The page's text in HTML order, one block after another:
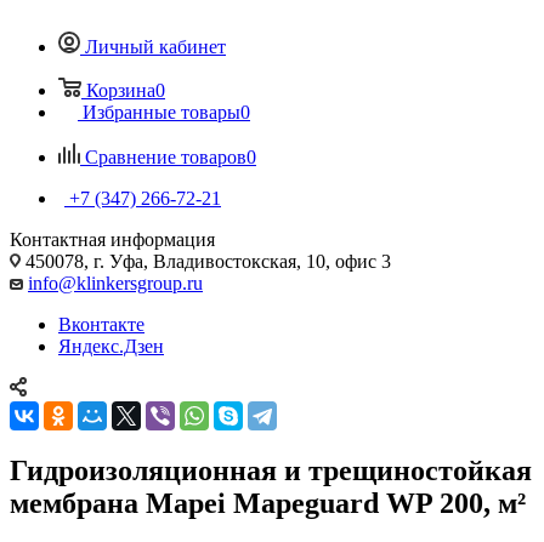
Личный кабинет
Корзина0
Избранные товары0
Сравнение товаров0
+7 (347) 266-72-21
Контактная информация
450078, г. Уфа, Владивостокская, 10, офис 3
info@klinkersgroup.ru
Вконтакте
Яндекс.Дзен
Гидроизоляционная и трещиностойкая
мембрана Mapei Mapeguard WP 200, м²